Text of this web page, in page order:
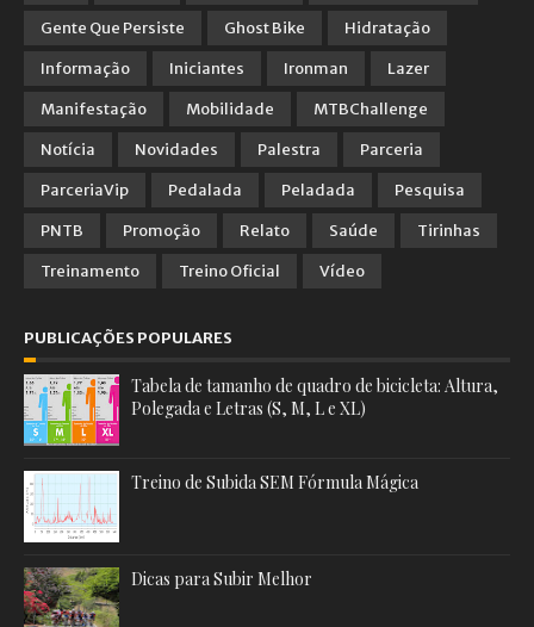
Gente Que Persiste
Ghost Bike
Hidratação
Informação
Iniciantes Ironman
Lazer
Manifestação
Mobilidade
MTBChallenge
Notícia
Novidades Palestra
Parceria
ParceriaVip
Pedalada Peladada
Pesquisa
PNTB
Promoção Relato Saúde
Tirinhas
Treinamento
Treino Oficial Vídeo
PUBLICAÇÕES POPULARES
Tabela de tamanho de quadro de bicicleta: Altura,
Polegada e Letras (S, M, L e XL)
Treino de Subida SEM Fórmula Mágica
Dicas para Subir Melhor